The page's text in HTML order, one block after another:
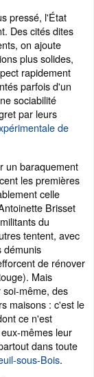
pressé, l'État
Des cités dites
on ajoute
plus solides,
rapidement
parfois d'un
sociabilité
par leurs
de
un baraquement
les premières
celle
Brisset
du
tentent, avec
démunis
de rénover
Mais
même, des
maisons : c'est le
ce n'est
mêmes leur
dans toute
sous-Bois.